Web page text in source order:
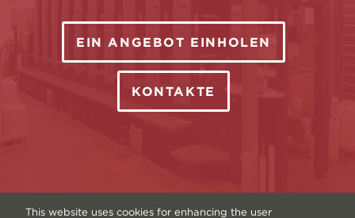
This website uses cookies for enhancing the user
EIN ANGEBOT EINHOLEN
KONTAKTE